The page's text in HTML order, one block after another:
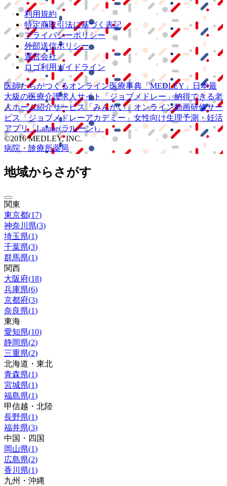
利用規約
特定商取引法に基づく表記
プライバシーポリシー
外部送信ポリシー
運営会社
ロゴ利用ガイドライン
医師たちがつくるオンライン医療事典 「MEDLEY」
日本最
大級の医療介護求人サイト 「ジョブメドレー」納得できる老
人ホーム紹介サービス
「みんかい」 オンライン動画研修サー
ビス
「ジョブメドレーアカデミー」 女性向け生理予測・妊活
アプリ「Lalune(ラルーン)」
©2016 MEDLEY, INC.
病院・診療所薬局
地域からさがす
関東
東京都(17)
神奈川県(3)
埼玉県(1)
千葉県(3)
群馬県(1)
関西
大阪府(18)
兵庫県(6)
京都府(3)
奈良県(1)
東海
愛知県(10)
静岡県(2)
三重県(2)
北海道・東北
青森県(1)
宮城県(1)
福島県(1)
甲信越・北陸
長野県(1)
福井県(3)
中国・四国
岡山県(1)
広島県(2)
香川県(1)
九州・沖縄